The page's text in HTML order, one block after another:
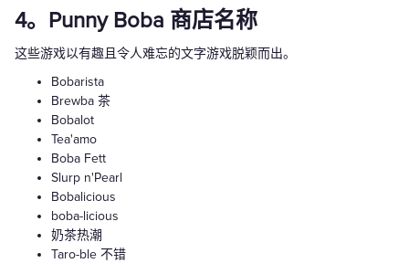
4。Punny Boba 商店名称
这些游戏以有趣且令人难忘的文字游戏脱颖而出。
Bobarista
Brewba 茶
Bobalot
Tea'amo
Boba Fett
Slurp n'Pearl
Bobalicious
boba-licious
奶茶热潮
Taro-ble 不错